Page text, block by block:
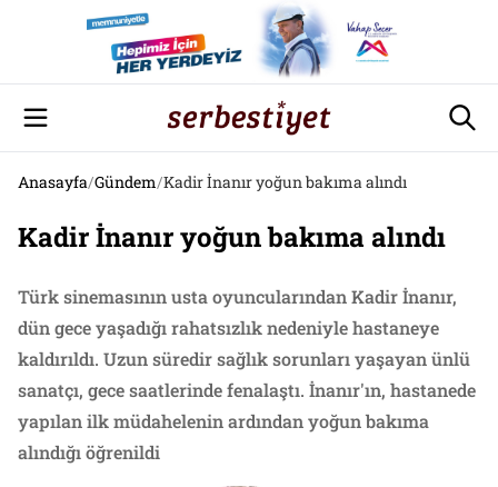
Anasayfa/Gündem/Kadir İnanır yoğun bakıma alındı
Kadir İnanır yoğun bakıma alındı
Türk sinemasının usta oyuncularından Kadir İnanır,
dün gece yaşadığı rahatsızlık nedeniyle hastaneye
kaldırıldı. Uzun süredir sağlık sorunları yaşayan ünlü
sanatçı, gece saatlerinde fenalaştı. İnanır'ın, hastanede
yapılan ilk müdahelenin ardından yoğun bakıma
alındığı öğrenildi